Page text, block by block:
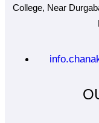
College, Near